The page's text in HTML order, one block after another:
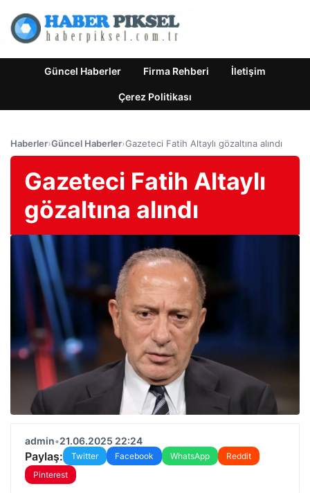
Güncel Haberler Firma Rehberi İletişim
Çerez Politikası
Haberler›Güncel Haberler›Gazeteci Fatih Altaylı gözaltına alındı
Gazeteci Fatih Altaylı
gözaltına alındı
admin•21.06.2025 22:24
Paylaş: Twitter Facebook WhatsApp
Reddit
Pinterest